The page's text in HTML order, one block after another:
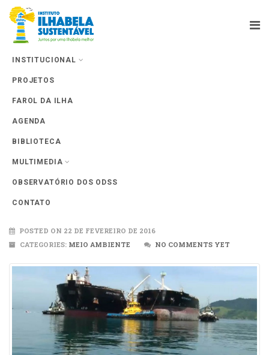
INSTITUCIONAL
PROJETOS
FAROL DA ILHA
AGENDA
BIBLIOTECA
MULTIMEDIA
OBSERVATÓRIO DOS ODSS
CONTATO
Após 72 horas, petroleiro é removido
POSTED ON 22 DE FEVEREIRO DE 2016
CATEGORIES: MEIO AMBIENTE NO COMMENTS YET